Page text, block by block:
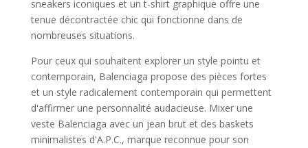
sneakers iconiques et un t-shirt graphique offre une
tenue décontractée chic qui fonctionne dans de
nombreuses situations.
Pour ceux qui souhaitent explorer un style pointu et
contemporain, Balenciaga propose des pièces fortes
et un style radicalement contemporain qui permettent
d'affirmer une personnalité audacieuse. Mixer une
veste Balenciaga avec un jean brut et des baskets
minimalistes d'A.P.C., marque reconnue pour son